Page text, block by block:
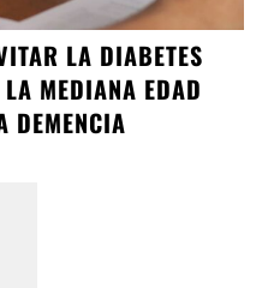
LA DIABETES
MEDIANA EDAD
DEMENCIA